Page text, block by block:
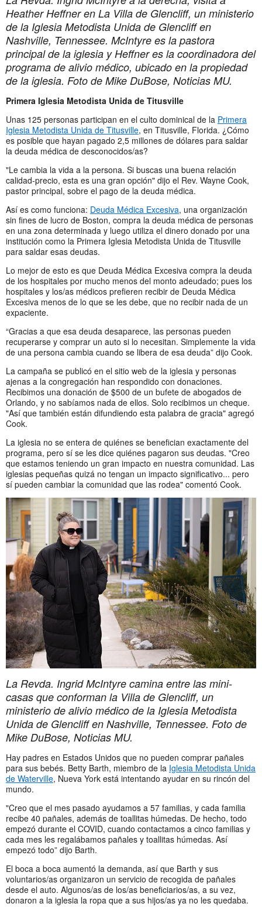
Heather Heffner en La Villa de Glencliff, un ministerio
de la Iglesia Metodista Unida de Glencliff en
Nashville, Tennessee. McIntyre es la pastora
principal de la iglesia y Heffner es la coordinadora del
programa de alivio médico, ubicado en la propiedad
de la iglesia. Foto de Mike DuBose, Noticias MU.
Primera Iglesia Metodista Unida de Titusville
Unas 125 personas participan en el culto dominical de la Primera
Iglesia Metodista Unida de Titusville, en Titusville, Florida. ¿Cómo
es posible que hayan pagado 2,5 millones de dólares para saldar
la deuda médica de desconocidos/as?
"Le cambia la vida a la persona. Si buscas una buena relación
calidad-precio, esta es una gran opción" dijo el Rev. Wayne Cook,
pastor principal, sobre el pago de la deuda médica.
Así es como funciona: Deuda Médica Excesiva, una organización
sin fines de lucro de Boston, compra la deuda médica de personas
en una zona determinada y luego utiliza el dinero donado por una
institución como la Primera Iglesia Metodista Unida de Titusville
para saldar esas deudas.
Lo mejor de esto es que Deuda Médica Excesiva compra la deuda
de los hospitales por mucho menos del monto adeudado; pues los
hospitales y los/as médicos prefieren recibir de Deuda Médica
Excesiva menos de lo que se les debe, que no recibir nada de un
expaciente.
“Gracias a que esa deuda desaparece, las personas pueden
recuperarse y comprar un auto si lo necesitan. Simplemente la vida
de una persona cambia cuando se libera de esa deuda” dijo Cook.
La campaña se publicó en el sitio web de la iglesia y personas
ajenas a la congregación han respondido con donaciones.
Recibimos una donación de $500 de un bufete de abogados de
Orlando, y no sabíamos nada de ellos. Solo recibimos un cheque.
"Así que también están difundiendo esta palabra de gracia" agregó
Cook.
La iglesia no se entera de quiénes se benefician exactamente del
programa, pero sí se les dice quiénes pagaron sus deudas. "Creo
que estamos teniendo un gran impacto en nuestra comunidad. Las
iglesias pequeñas quizá no tengan un impacto significativo... pero
sí pueden cambiar la comunidad que las rodea" comentó Cook.
La Revda. Ingrid McIntyre camina entre las mini-
casas que conforman la Villa de Glencliff, un
ministerio de alivio médico de la Iglesia Metodista
Unida de Glencliff en Nashville, Tennessee. Foto de
Mike DuBose, Noticias MU.
Hay padres en Estados Unidos que no pueden comprar pañales
para sus bebés. Betty Barth, miembro de la Iglesia Metodista Unida
de Waterville, Nueva York está intentando ayudar en su rincón del
mundo.
"Creo que el mes pasado ayudamos a 57 familias, y cada familia
recibe 40 pañales, además de toallitas húmedas. De hecho, todo
empezó durante el COVID, cuando contactamos a cinco familias y
cada mes les regalábamos pañales y toallitas húmedas. Así
empezó todo” dijo Barth.
El boca a boca aumentó la demanda, así que Barth y sus
voluntarios/as organizaron un servicio de recogida de pañales
desde el auto. Algunos/as de los/as beneficiarios/as, a su vez,
donaron a la iglesia la ropa que a sus hijos/as ya no les quedaba.